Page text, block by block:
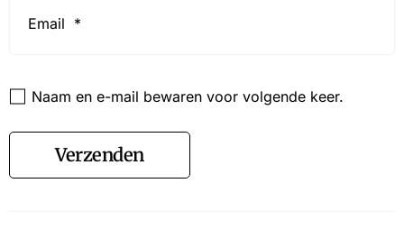
Naam en e-mail bewaren voor volgende keer.
Verzenden